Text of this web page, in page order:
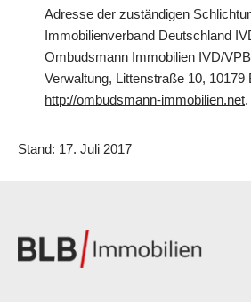
Adresse der zuständigen
Immobilienverband Deutschland
Ombudsmann Immobilien IVD/
Verwaltung, Littenstraße 10, 10179
http://ombudsmann-immobilien.net.
Stand: 17. Juli 2017